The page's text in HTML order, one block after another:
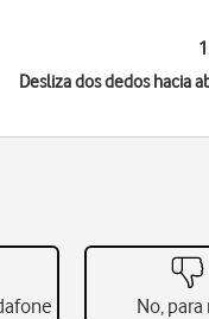
Desliza dos dedos hacia
No, para